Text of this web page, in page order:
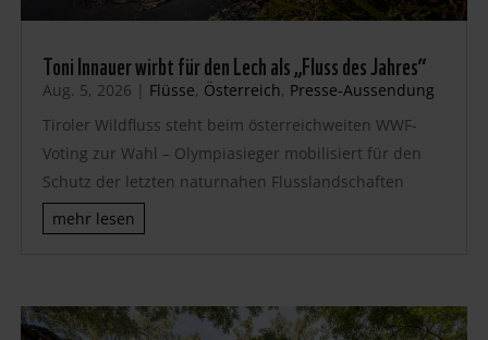
Toni Innauer wirbt für den Lech als „Fluss des Jahres“
Aug. 5, 2026 | Flüsse, Österreich, Presse-Aussendung
Tiroler Wildfluss steht beim österreichweiten WWF-
Voting zur Wahl – Olympiasieger mobilisiert für den
Schutz der letzten naturnahen Flusslandschaften
mehr lesen